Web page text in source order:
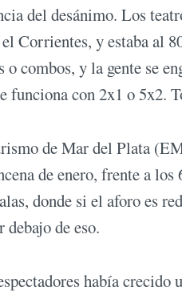
del desánimo. Los
Corrientes, y estaba al
o combos, y la gente se
funciona con 2x1 o 5x2.
de Mar del Plata
de enero, frente a
donde si el aforo es
de eso.
había